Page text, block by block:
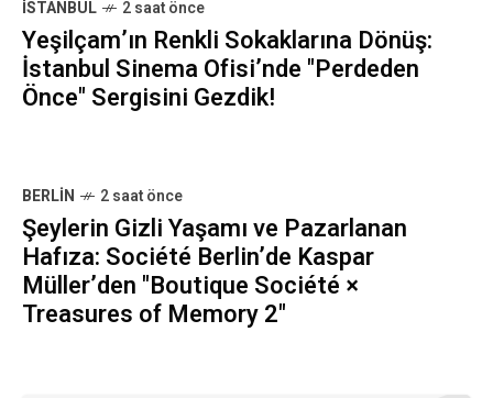
İSTANBUL 2 saat önce
Yeşilçam’ın Renkli Sokaklarına Dönüş:
İstanbul Sinema Ofisi’nde "Perdeden
Önce" Sergisini Gezdik!
BERLIN 2 saat önce
Şeylerin Gizli Yaşamı ve Pazarlanan
Hafıza: Société Berlin’de Kaspar
Müller’den "Boutique Société ×
Treasures of Memory 2"